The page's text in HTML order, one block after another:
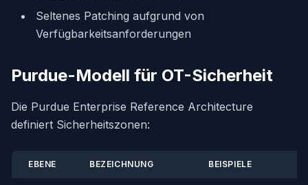
Seltenes Patching aufgrund von
Verfügbarkeitsanforderungen
Purdue-Modell für OT-Sicherheit
Die Purdue Enterprise Reference Architecture
definiert Sicherheitszonen:
EBENE BEZEICHNUNG BEISPIELE